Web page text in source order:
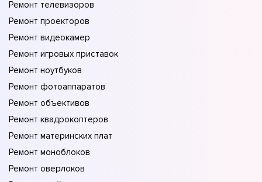
Ремонт телевизоров
Ремонт проекторов
Ремонт видеокамер
Ремонт игровых приставок
Ремонт ноутбуков
Ремонт фотоаппаратов
Ремонт объективов
Ремонт квадрокоптеров
Ремонт материнских плат
Ремонт моноблоков
Ремонт оверлоков